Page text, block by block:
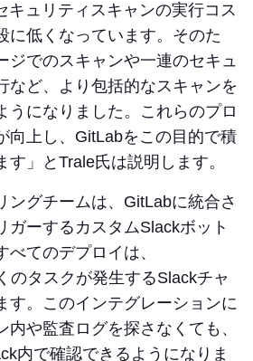
キュリティスキャンの実行コス
に低くなっています。そのた
ジでのスキャンや一連のセキュ
など、より包括的なスキャンを
うになりました。これらのプロ
向上し、GitLabをこの目的で積
」とTrale氏は説明します。
ングチームは、GitLabに統合さ
ガーするカスタムSlackボット
べてのデプロイは、
のタスクが発生するSlackチャ
す。このインテグレーションに
内や監査ログを探さなくても、
内で確認できるようになりま